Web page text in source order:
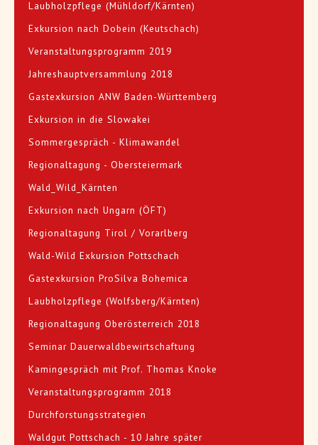
Laubholzpflege (Mühldorf/Kärnten)
Exkursion nach Dobein (Keutschach)
Veranstaltungsprogramm 2019
Jahreshauptversammlung 2018
Gastexkursion ANW Baden-Württemberg
Exkursion in die Slowakei
Sommergespräch - Klimawandel
Regionaltagung - Obersteiermark
Wald_Wild_Kärnten
Exkursion nach Ungarn (ÖFT)
Regionaltagung Tirol / Vorarlberg
Wald-Wild Exkursion Pottschach
Gastexkursion ProSilva Bohemica
Laubholzpflege (Wolfsberg/Kärnten)
Regionaltagung Oberösterreich 2018
Seminar Dauerwaldbewirtschaftung
Kamingespräch mit Prof. Thomas Knoke
Veranstaltungsprogramm 2018
Durchforstungsstrategien
Waldgut Pottschach - 10 Jahre später